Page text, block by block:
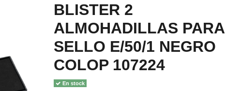
BLISTER 2
ALMOHADILLAS PARA
SELLO E/50/1 NEGRO
COLOP 107224
En stock